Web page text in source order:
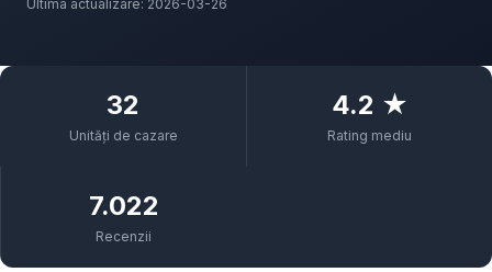
Ultima actualizare: 2026-03-26
32
Unități de cazare
4.2 ★
Rating mediu
7.022
Recenzii